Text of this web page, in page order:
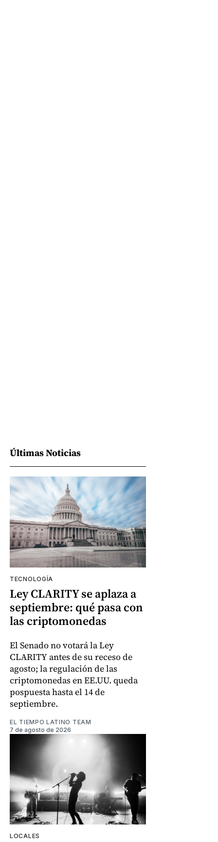
Últimas Noticias
TECNOLOGÍA
Ley CLARITY se aplaza a
septiembre: qué pasa con
las criptomonedas
El Senado no votará la Ley
CLARITY antes de su receso de
agosto; la regulación de las
criptomonedas en EE.UU. queda
pospuesta hasta el 14 de
septiembre.
EL TIEMPO LATINO TEAM
7 de agosto de 2026
LOCALES